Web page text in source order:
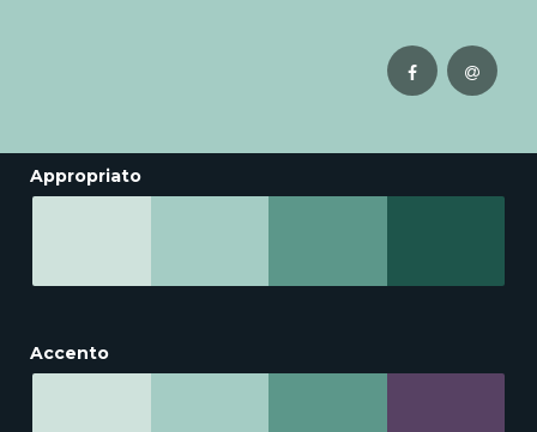
Appropriato
Accento